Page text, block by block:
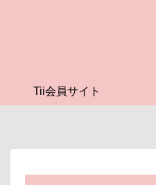
Tii会員サイト